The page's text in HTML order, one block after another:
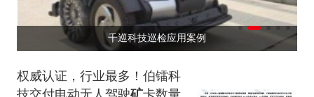
千巡科技巡检应用案例
权威认证，行业最多！伯镭科